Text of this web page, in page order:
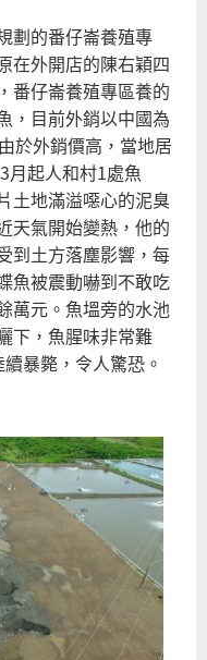
劃的番仔崙養殖專
在外開店的陳右穎四
番仔崙養殖專區養的
，目前外銷以中國為
於外銷價高，當地居
月起人和村1處魚
土地滿溢噁心的泥臭
天氣開始變熱，他的
到土方落塵影響，每
魚被震動嚇到不敢吃
萬元。魚塭旁的水池
下，魚腥味非常難
暴斃，令人驚恐。